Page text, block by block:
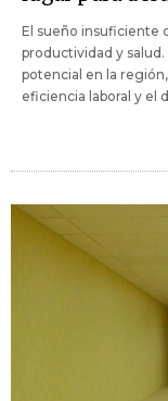
El sueño insuficiente
productividad y
potencial en la
eficiencia laboral y el